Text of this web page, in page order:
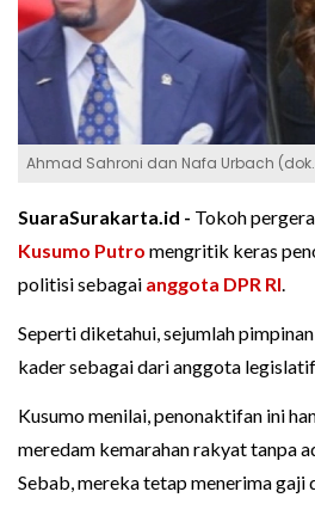
Ahmad Sahroni dan Nafa Urbach
SuaraSurakarta.id - Tokoh
Kusumo Putro mengritik keras
politisi sebagai anggota DPR RI.
Seperti diketahui, sejumlah
kader sebagai dari anggota
Kusumo menilai, penonaktifan ini
meredam kemarahan rakyat tanpa
Sebab, mereka tetap menerima gaji